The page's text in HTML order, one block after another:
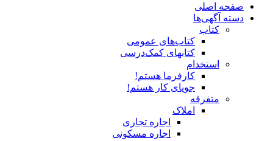
صفحه اصلی
دسته آگهی‌ها
کتاب
کتاب‌های عمومی
کتابهای کمک‌درسی
استخدام
کارفرما هستم!
جویای کار هستم!
متفرقه
املاک
اجاره تجاری
اجاره مسکونی